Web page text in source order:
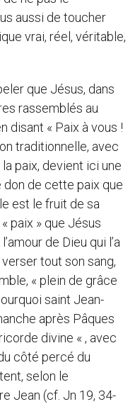
aussi de toucher
vrai, réel, véritable,
que Jésus, dans
rassemblés au
disant « Paix à vous !
traditionnelle, avec
paix, devient ici une
don de cette paix que
est le fruit de sa
paix » que Jésus
de Dieu qui l’a
tout son sang,
« plein de grâce
saint Jean-
après Pâques
divine « , avec
côté percé du
selon le
Jean (cf. Jn 19, 34-